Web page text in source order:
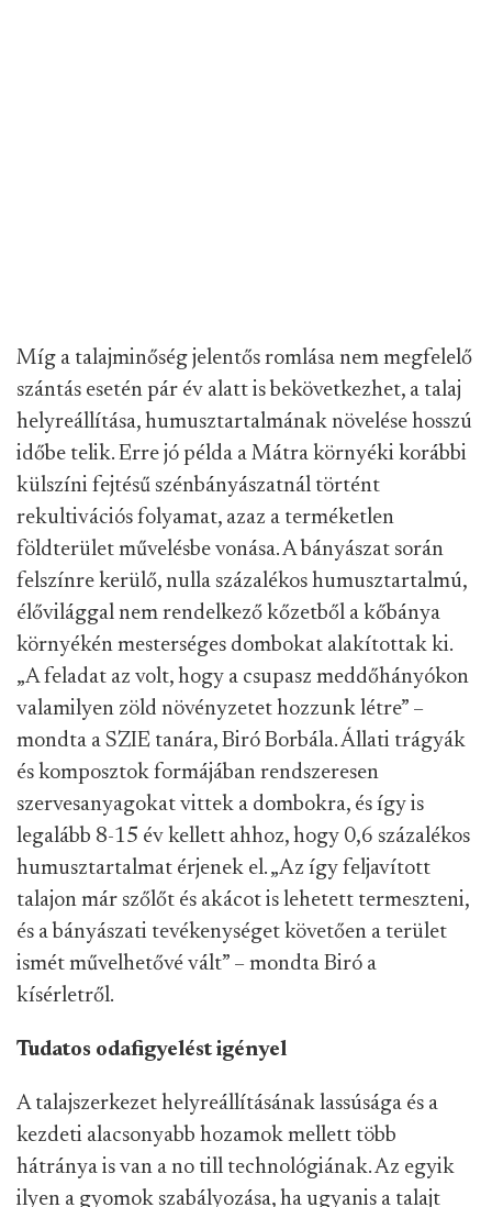
Míg a talajminőség jelentős romlása nem megfelelő
szántás esetén pár év alatt is bekövetkezhet, a talaj
helyreállítása, humusztartalmának növelése hosszú
időbe telik. Erre jó példa a Mátra környéki korábbi
külszíni fejtésű szénbányászatnál történt
rekultivációs folyamat, azaz a terméketlen
földterület művelésbe vonása. A bányászat során
felszínre kerülő, nulla százalékos humusztartalmú,
élővilággal nem rendelkező kőzetből a kőbánya
környékén mesterséges dombokat alakítottak ki.
„A feladat az volt, hogy a csupasz meddőhányókon
valamilyen zöld növényzetet hozzunk létre” –
mondta a SZIE tanára, Biró Borbála. Állati trágyák
és komposztok formájában rendszeresen
szervesanyagokat vittek a dombokra, és így is
legalább 8-15 év kellett ahhoz, hogy 0,6 százalékos
humusztartalmat érjenek el. „Az így feljavított
talajon már szőlőt és akácot is lehetett termeszteni,
és a bányászati tevékenységet követően a terület
ismét művelhetővé vált” – mondta Biró a
kísérletről.
Tudatos odafigyelést igényel
A talajszerkezet helyreállításának lassúsága és a
kezdeti alacsonyabb hozamok mellett több
hátránya is van a no till technológiának. Az egyik
ilyen a gyomok szabályozása, ha ugyanis a talajt